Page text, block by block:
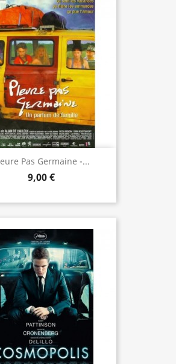
Pas Germaine -...
9,00 €